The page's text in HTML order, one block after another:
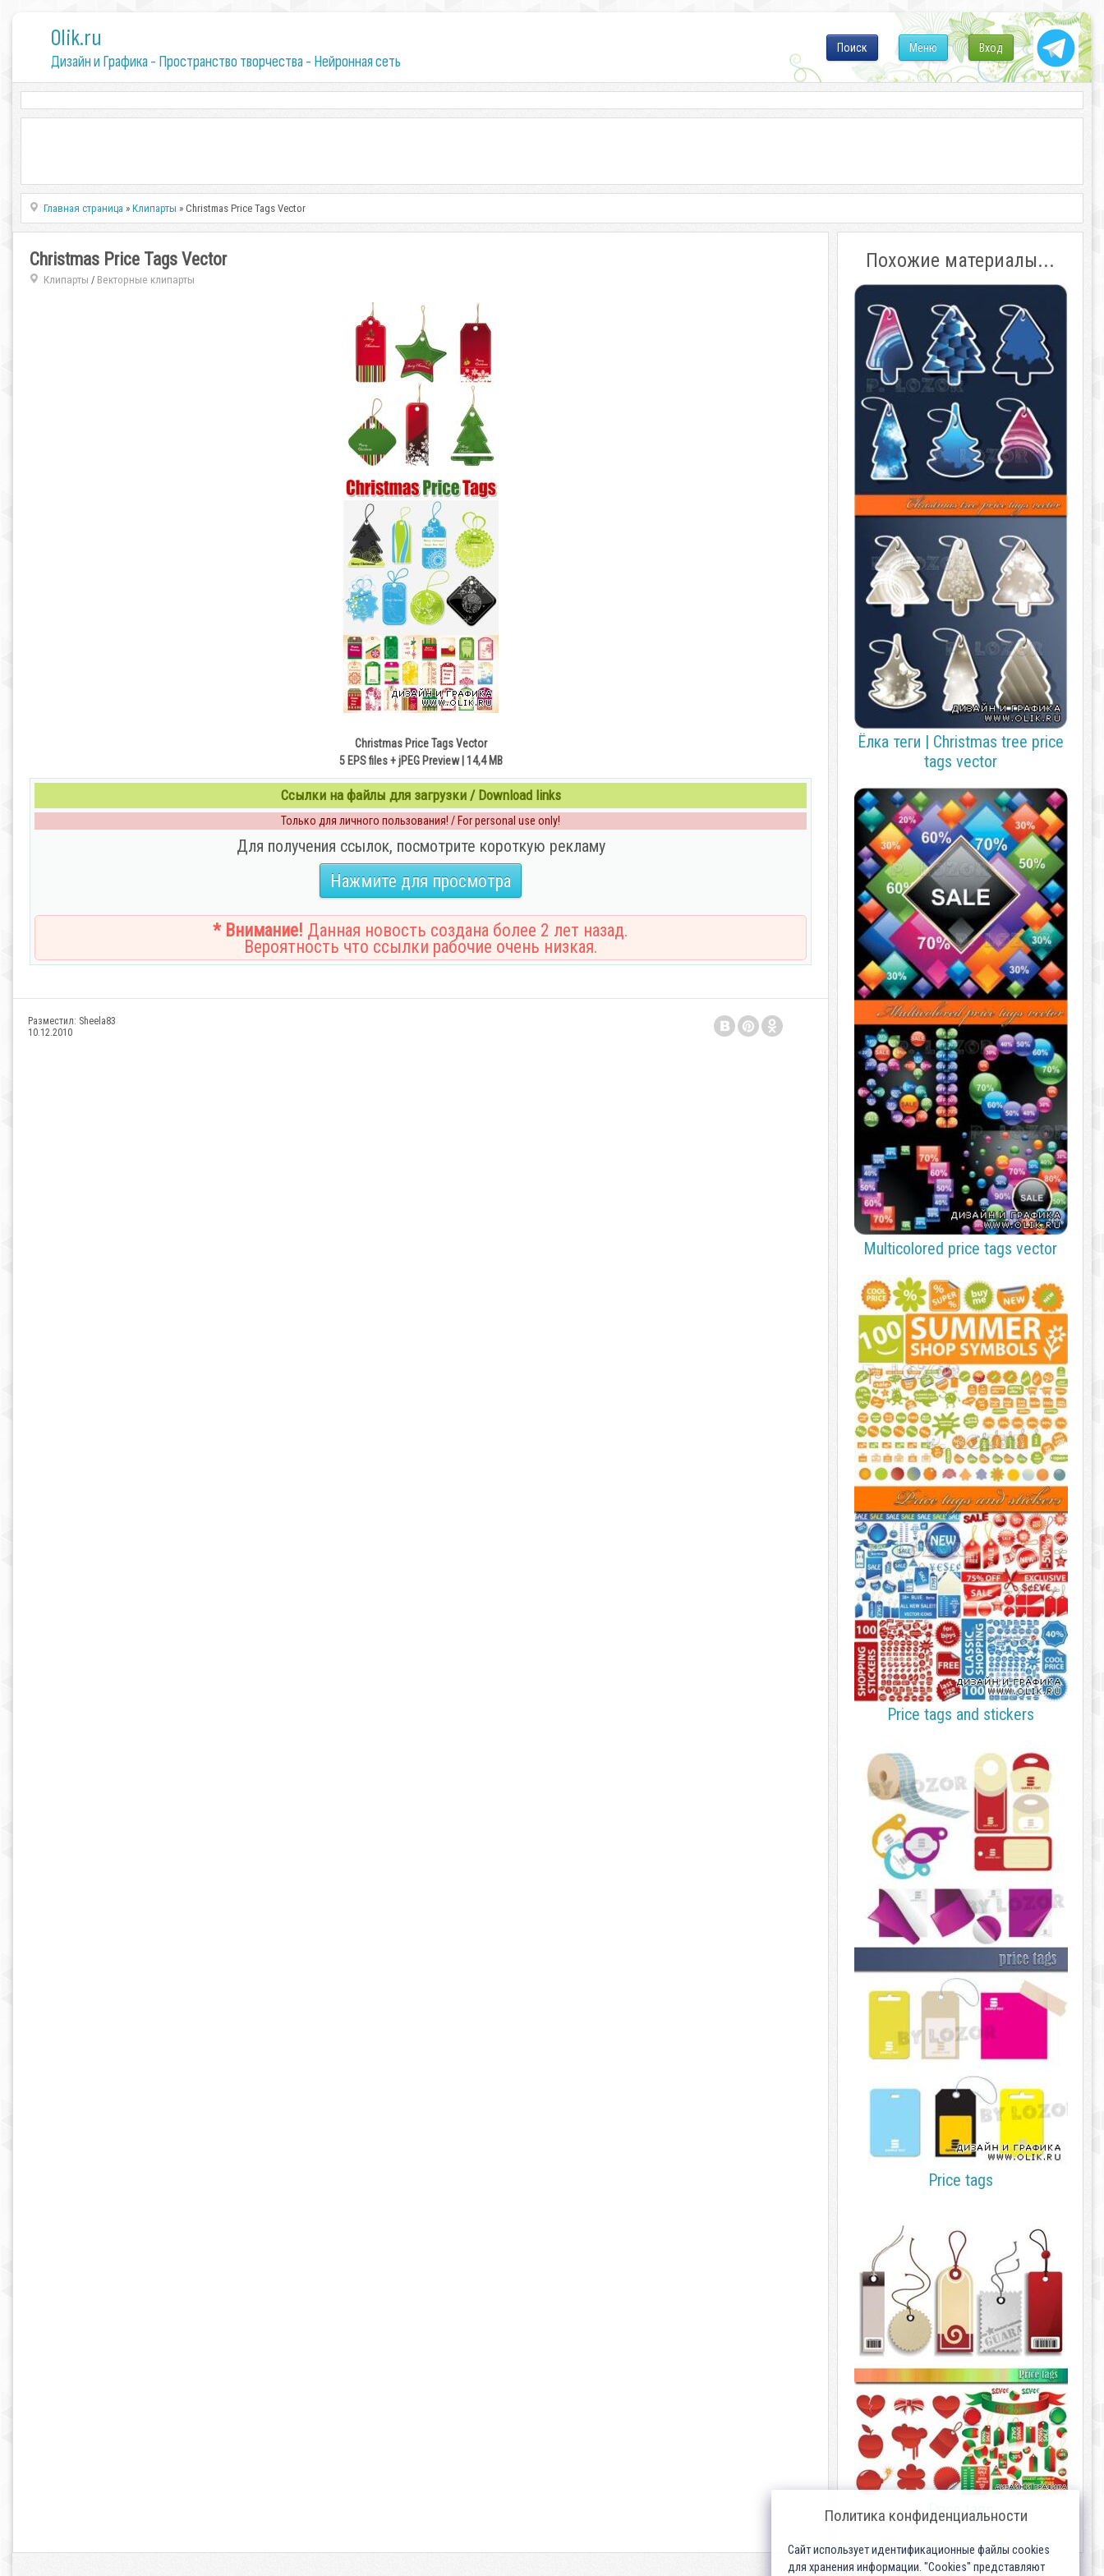
0lik.ru
Дизайн и Графика - Пространство творчества - Нейронная сеть
Вход
Меню
Поиск
Главная страница »Клипарты » Christmas Price Tags Vector
Christmas Price Tags Vector
Клипарты / Векторные клипарты
Christmas Price Tags Vector
5 EPS files + jPEG Preview | 14,4 MB
Ссылки на файлы для загрузки / Download links
Только для личного пользования! / For personal use only!
Для получения ссылок, посмотрите короткую рекламу
Нажмите для просмотра
* Внимание! Данная новость создана более 2 лет назад.
Вероятность что ссылки рабочие очень низкая.
Разместил: Sheela83
10.12.2010
Похожие материалы...
Ёлка теги | Christmas tree price
tags vector
Multicolored price tags vector
Price tags and stickers
Price tags
Price tags
Политика конфиденциальности
Сайт использует идентификационные файлы cookies
для хранения информации. "Cookies" представляют